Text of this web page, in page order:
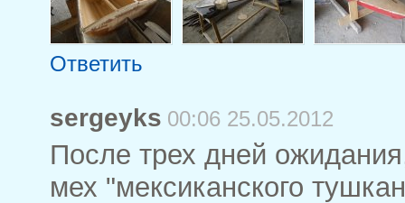
Ответить
sergeyks 00:06 25.05.2012
После трех дней
мех "мексиканского